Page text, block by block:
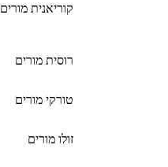
קוריאנית מורים
רוסית מורים
טורקי מורים
זולו מורים